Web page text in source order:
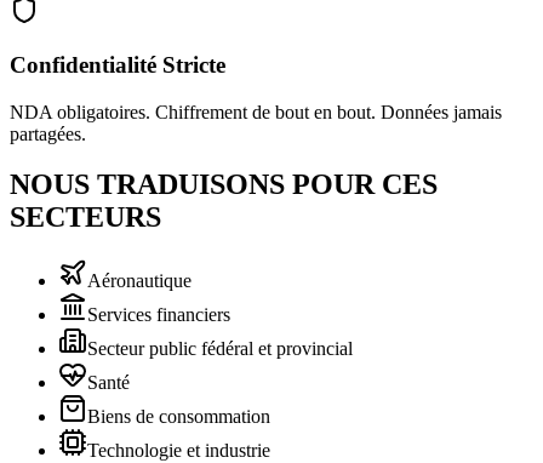
Confidentialité Stricte
NDA obligatoires. Chiffrement de bout en bout. Données jamais
partagées.
NOUS TRADUISONS POUR CES
SECTEURS
Aéronautique
Services financiers
Secteur public fédéral et provincial
Santé
Biens de consommation
Technologie et industrie